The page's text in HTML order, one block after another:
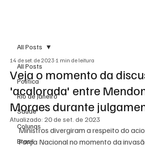
All Posts
Política
Rio de Janeiro
Saúde
Colunas
Brasil
All Posts
Veja o momento da
'acalorada' entre
Moraes durante
14 de set. de 2023 1 min de leitura
Atualizado: 20 de set. de 2023
Ministros divergiram a respeito do
Força Nacional no momento da